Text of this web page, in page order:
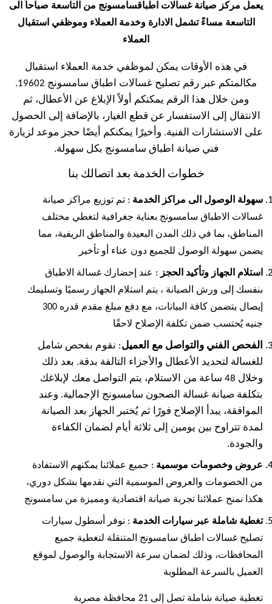
يعمل مركز صيانة غسالات اطباقسامسونج من التاسعة صباحاً الى
التاسعة مساءً تشمل الادارة وخدمة العملاء وموظفي استقبال
العملاء
في هذه الأوقات يمكن لموظفي خدمة العملاء استقبال
مكالمتكم عبر رقم تصليح غسالات اطباق سامسونج 19602.
ومن خلال هذا الرقم يمكنكم أولاً الإبلاغ عن الأعطال، ثم
الانتقال إلى الاستفسار عن قطع الغيار، بالإضافة إلى الحصول
على الاستشارات الفنية. وأخيرًا يمكنكم أيضًا حجز موعد لزيارة
فني صيانة اطباق سامسونج بكل سهولة.
خطوات الخدمة بعد اتصالك بنا
سهولة الوصول الى مراكز الخدمة : تم توزيع مراكز صيانة
غسالات الاطباق سامسونج بعناية جغرافية لتغطي مختلف
المناطق، بما في ذلك المدن البعيدة والمناطق الريفية، مما
يضمن سهولة الوصول للجميع دون عناء أو تأخير
استلام الجهاز وتأكيد الحجز : عند إحضارك غسالة الاطباق
بنفسك إلى ورش الصيانة ، يتم استلام الجهاز رسميًا وتسليمك
إيصال يتضمن كافة البيانات، مع دفع مبلغ مقدم قدره 300
جنيه يُحتسب ضمن تكلفة الإصلاح لاحقًا
الفحص الفني والتواصل مع العميل: نقوم بفحص شامل
للغسالة لتحديد الأعطال والأجزاء التالفة بدقة. بعد ذلك
وخلال 48 ساعة من الاستلام، يتم التواصل معك لإبلاغك
بتكلفة صيانة غسالة الصحون سامسونج الإجمالية. وعند
الموافقة، يبدأ الإصلاح فورًا ثم يُختبر الجهاز بعد الصيانة
لمدة تتراوح بين يومين إلى ثلاثة أيام لضمان الكفاءة
والجودة.
عروض وخصومات موسمية : جميع عملائنا يمكنهم الاستفادة
من الخصومات والعروض الموسمية التي نقدمها بشكل دوري،
هكذا نمنح عملائنا تجربة صيانة اقتصادية ومميزة من سامسونج
تغطية شاملة عبر سيارات الخدمة : نوفر أسطول سيارات
تصليح غسالات اطباق سامسونج المتنقلة لتغطية جميع
المحافظات، وذلك لضمان سرعة الاستجابة والوصول لموقع
العميل بالسرعة المطلوبة
تغطية صيانة شاملة تصل إلى 21 محافظة مصرية